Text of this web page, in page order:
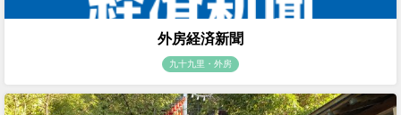
外房経済新聞
九十九里・外房